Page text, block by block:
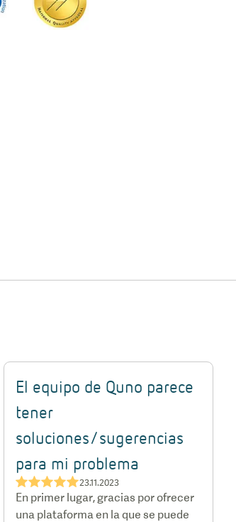
El equipo de Quno parece
tener
soluciones/sugerencias
para mi problema
★★★★★23.11.2023
En primer lugar, gracias por ofrecer
una plataforma en la que se puede